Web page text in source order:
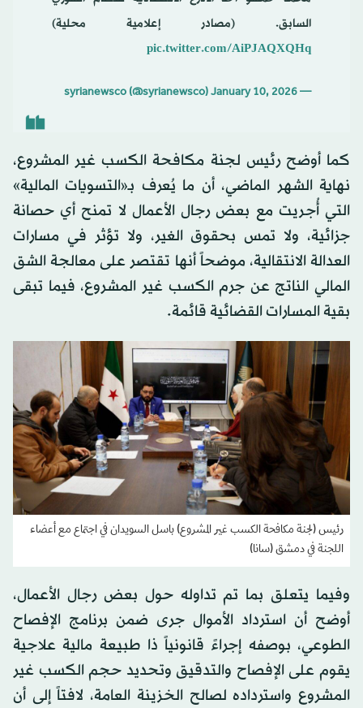
السابق. (مصادر إعلامية محلية)
pic.twitter.com/AiPJAQXQHq
— syrianewsco (@syrianewsco)
January 10, 2026
كما أوضح رئيس لجنة مكافحة الكسب غير المشروع،
نهاية الشهر الماضي، أن ما يُعرف بـ«التسويات المالية»
التي أُجريت مع بعض رجال الأعمال لا تمنح أي حصانة
جزائية، ولا تمس بحقوق الغير، ولا تؤثر في مسارات
العدالة الانتقالية، موضحاً أنها تقتصر على معالجة الشق
المالي الناتج عن جرم الكسب غير المشروع، فيما تبقى
بقية المسارات القضائية قائمة.
رئيس (لجنة مكافحة الكسب غير المشروع) باسل السويدان في اجتماع مع أعضاء
اللجنة في دمشق (سانا)
وفيما يتعلق بما تم تداوله حول بعض رجال الأعمال،
أوضح أن استرداد الأموال جرى ضمن برنامج الإفصاح
الطوعي، بوصفه إجراءً قانونياً ذا طبيعة مالية علاجية
يقوم على الإفصاح والتدقيق وتحديد حجم الكسب غير
المشروع واسترداده لصالح الخزينة العامة، لافتاً إلى أن